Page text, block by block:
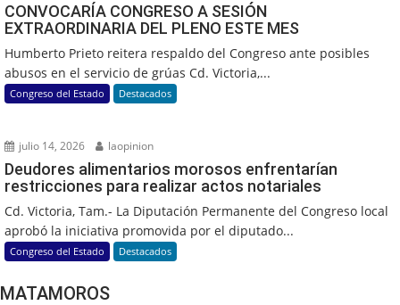
CONVOCARÍA CONGRESO A SESIÓN
EXTRAORDINARIA DEL PLENO ESTE MES
Humberto Prieto reitera respaldo del Congreso ante posibles
abusos en el servicio de grúas Cd. Victoria,...
Congreso del Estado Destacados
julio 14, 2026 laopinion
Deudores alimentarios morosos enfrentarían
restricciones para realizar actos notariales
Cd. Victoria, Tam.- La Diputación Permanente del Congreso local
aprobó la iniciativa promovida por el diputado...
Congreso del Estado Destacados
MATAMOROS